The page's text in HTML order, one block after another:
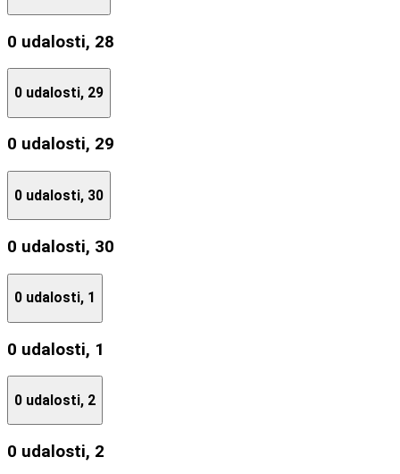
0 udalosti, 28
0 udalosti, 29
0 udalosti, 29
0 udalosti, 30
0 udalosti, 30
0 udalosti, 1
0 udalosti, 1
0 udalosti, 2
0 udalosti, 2